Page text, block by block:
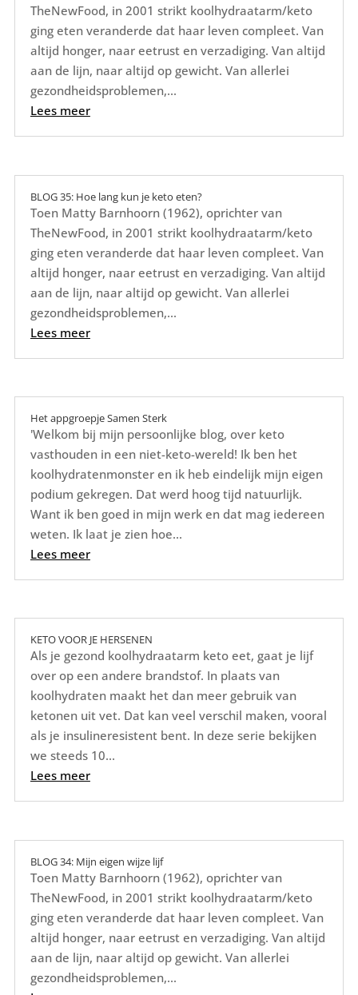
TheNewFood, in 2001 strikt koolhydraatarm/keto
ging eten veranderde dat haar leven compleet. Van
altijd honger, naar eetrust en verzadiging. Van altijd
aan de lijn, naar altijd op gewicht. Van allerlei
gezondheidsproblemen,...
Lees meer
BLOG 35: Hoe lang kun je keto eten?
Toen Matty Barnhoorn (1962), oprichter van
TheNewFood, in 2001 strikt koolhydraatarm/keto
ging eten veranderde dat haar leven compleet. Van
altijd honger, naar eetrust en verzadiging. Van altijd
aan de lijn, naar altijd op gewicht. Van allerlei
gezondheidsproblemen,...
Lees meer
Het appgroepje Samen Sterk
'Welkom bij mijn persoonlijke blog, over keto
vasthouden in een niet-keto-wereld! Ik ben het
koolhydratenmonster en ik heb eindelijk mijn eigen
podium gekregen. Dat werd hoog tijd natuurlijk.
Want ik ben goed in mijn werk en dat mag iedereen
weten. Ik laat je zien hoe...
Lees meer
KETO VOOR JE HERSENEN
Als je gezond koolhydraatarm keto eet, gaat je lijf
over op een andere brandstof. In plaats van
koolhydraten maakt het dan meer gebruik van
ketonen uit vet. Dat kan veel verschil maken, vooral
als je insulineresistent bent. In deze serie bekijken
we steeds 10...
Lees meer
BLOG 34: Mijn eigen wijze lijf
Toen Matty Barnhoorn (1962), oprichter van
TheNewFood, in 2001 strikt koolhydraatarm/keto
ging eten veranderde dat haar leven compleet. Van
altijd honger, naar eetrust en verzadiging. Van altijd
aan de lijn, naar altijd op gewicht. Van allerlei
gezondheidsproblemen,...